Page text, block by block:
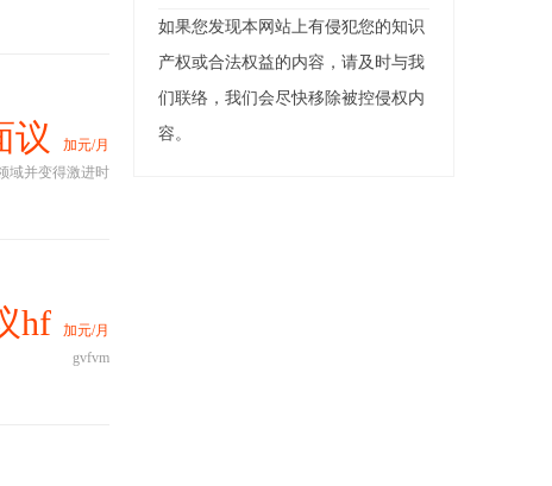
议
加元/月
域并变得激进时
hf
加元/月
gvfvm
如果您发现本网站上有侵犯您的知识
产权或合法权益的内容，请及时与我
们联络，我们会尽快移除被控侵权内
容。